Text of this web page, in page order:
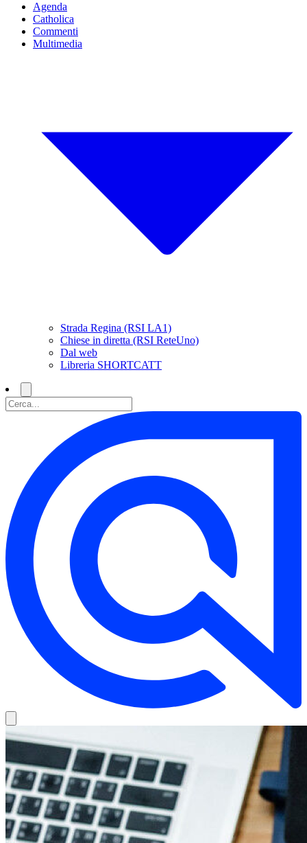
Agenda
Catholica
Commenti
Multimedia
Strada Regina (RSI LA1)
Chiese in diretta (RSI ReteUno)
Dal web
Libreria SHORTCATT